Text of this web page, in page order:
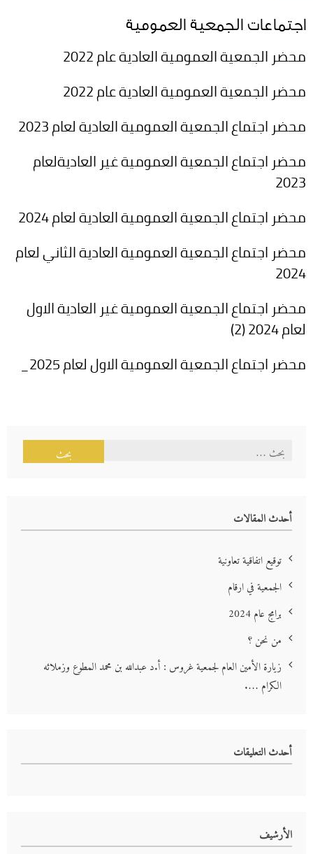
اجتماعات الجمعية العمومية
محضر الجمعية العمومية العادية عام 2022
محضر الجمعية العمومية العادية عام 2022
محضر اجتماع الجمعية العمومية العادية لعام 2023
محضر اجتماع الجمعية العمومية غير العاديةلعام
2023
محضر اجتماع الجمعية العمومية العادية لعام 2024
محضر اجتماع الجمعية العمومية العادية الثاني لعام
2024
محضر اجتماع الجمعية العمومية غير العادية الاول
لعام 2024 (2)
محضر اجتماع الجمعية العمومية الاول لعام 2025_
البحث
عن:
أحدث المقالات
توقيع اتفاقية تعاونية
الجمعية في ارقام
برامج عام 2024
من نحن ؟
زيارة الأمين العام لجمعية غروس : أ.د عبدالله بن محمد المطوع وزملائه
الكرام ….
أحدث التعليقات
الأرشيف